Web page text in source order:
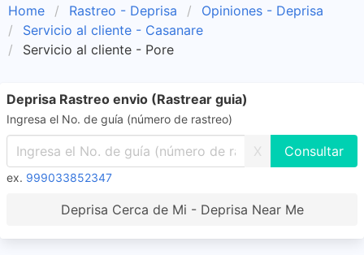
Home Rastreo - Deprisa
Opiniones - Deprisa
Servicio al cliente - Casanare
Servicio al cliente - Pore
Deprisa Rastreo envio (Rastrear guia)
Ingresa el No. de guía (número de rastreo)
X
ex. 999033852347
Deprisa Cerca de Mi - Deprisa Near Me